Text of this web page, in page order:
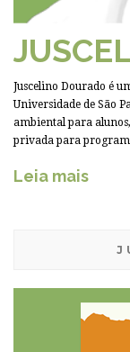
Juscelino Dourado é
Universidade de São
ambiental para
privada para
Leia mais